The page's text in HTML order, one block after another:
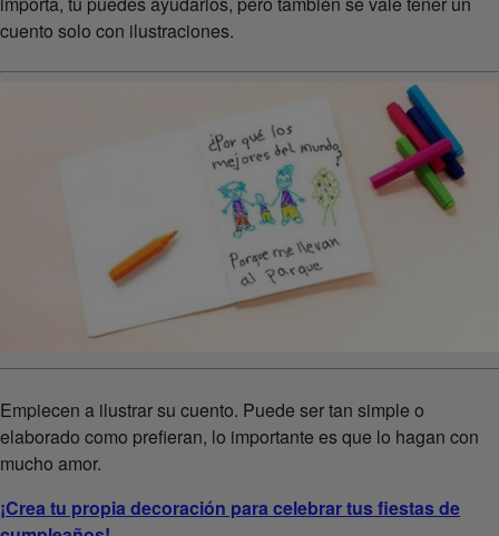
cuento solo con ilustraciones.
Empiecen a ilustrar su cuento. Puede ser tan simple o
elaborado como prefieran, lo importante es que lo hagan con
mucho amor.
¡Crea tu propia decoración para celebrar tus fiestas de